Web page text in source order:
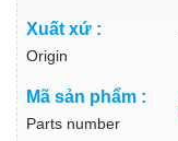
Xuất xứ :
Origin
Mã sản phẩm :
Parts number